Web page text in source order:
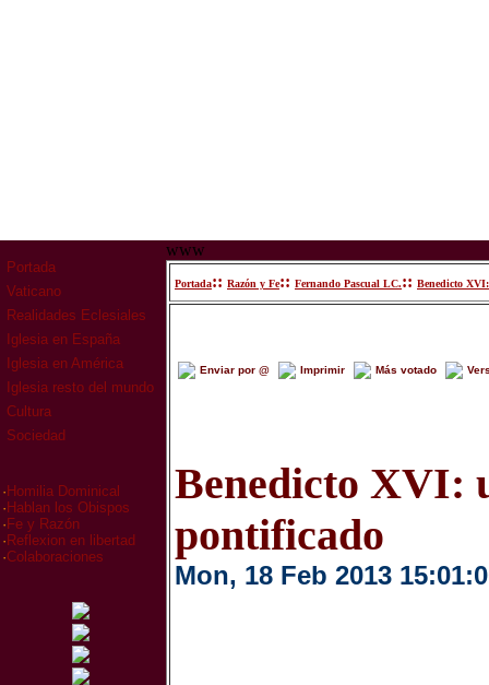
Portada
Vaticano
Realidades Eclesiales
Iglesia en España
Iglesia en América
Iglesia resto del mundo
Cultura
Sociedad
· Homilia Dominical
· Hablan los Obispos
· Fe y Razón
· Reflexion en libertad
·Colaboraciones
www
Portada:: Razón y Fe:: Fernando Pascual LC.:: Benedicto
Enviar por @ Imprimir Más votado
Benedicto XVI:
pontificado
Mon, 18 Feb 2013